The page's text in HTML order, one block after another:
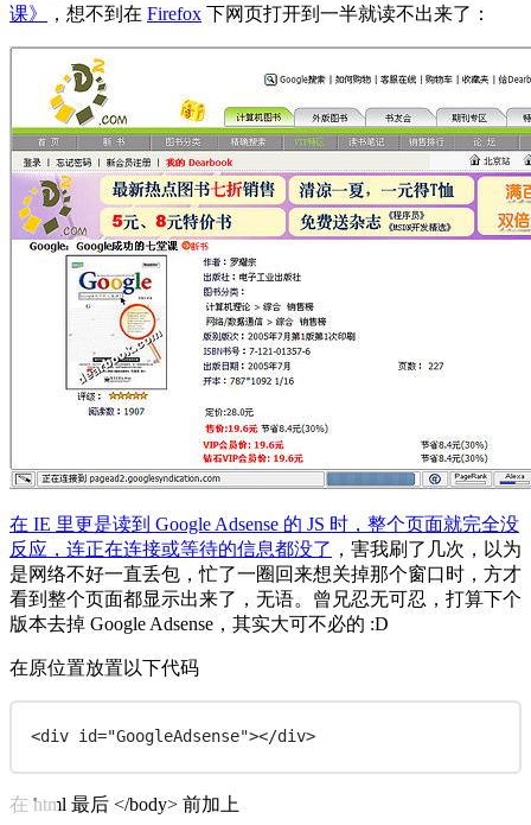
课》
，想不到在 Firefox 下网页打开到一半就读不出来了：
在 IE 里更是读到 Google Adsense 的 JS 时，整个页面就完全没
反应，连正在连接或等待的信息都没了 ，害我刷了几次，以为
是网络不好一直丢包，忙了一圈回来想关掉那个窗口时，方才
看到整个页面都显示出来了，无语。曾兄忍无可忍，打算下个
版本去掉 Google Adsense，其实大可不必的 :D
在原位置放置以下代码
<div id="GoogleAdsense"></div>
在 html 最后 </body> 前加上